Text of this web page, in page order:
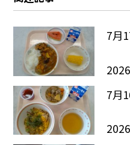
7月
7月